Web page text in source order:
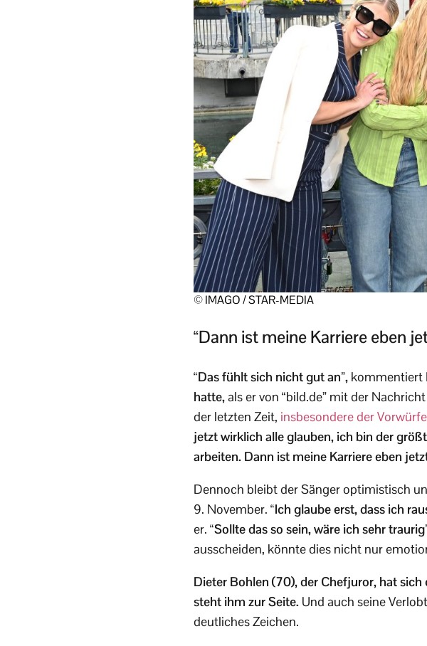
© IMAGO / STAR-MEDIA
“Dann ist meine Karriere eben
“Das fühlt sich nicht gut an”, kommentiert
hatte,als er von “bild.de” mit der
der letzten Zeit, insbesondere der
jetzt wirklich alle glauben, ich bin der
arbeiten. Dann ist meine Karriere eben
Dennoch bleibt der Sänger optimistisch
9. November. “Ich glaube erst, dass ich
er. “Sollte das so sein, wäre ich sehr
ausscheiden, könnte dies nicht nur
Dieter Bohlen (70), der Chefjuror, hat
steht ihm zur Seite. Und auch seine
deutliches Zeichen.